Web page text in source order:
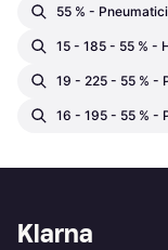
55 % -
15 - 185 - 55 % -
19 - 225 - 55 % -
16 - 195 - 55 % -
Klarna